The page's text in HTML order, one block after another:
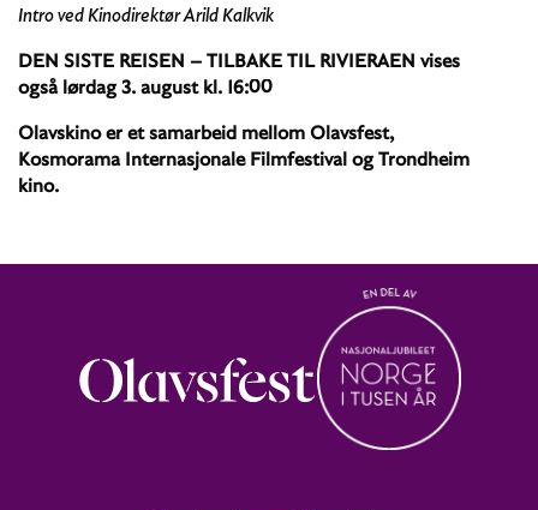
Intro ved Kinodirektør Arild Kalkvik
DEN SISTE REISEN – TILBAKE TIL RIVIERAEN vises
også lørdag 3. august kl. 16:00
Olavskino er et samarbeid mellom Olavsfest,
Kosmorama Internasjonale Filmfestival og Trondheim
kino.